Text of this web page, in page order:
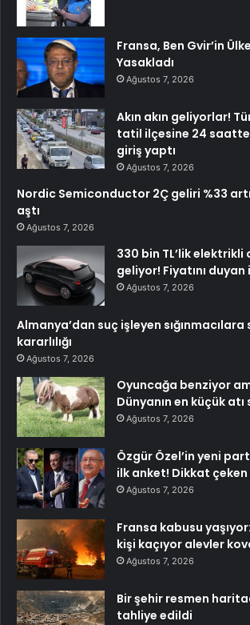
Fransa, Ben Gvir’in
Yasakladı
Ağustos 7, 2026
Akın akın geliyorlar!
tatil ilçesine 24
giriş yaptı
Ağustos 7, 2026
Nordic Semiconductor 2Ç geliri %33
aştı
Ağustos 7, 2026
330 bin TL’lik
geliyor! Fiyatını
Ağustos 7, 2026
Almanya’dan suç işleyen sığınmacılara
kararlılığı
Ağustos 7, 2026
Oyuncağa benziyor
Dünyanın en küçük
Ağustos 7, 2026
Özgür Özel’in yeni
ilk anket! Dikkat
Ağustos 7, 2026
Fransa kabusu
kişi kaçıyor alevler
Ağustos 7, 2026
Bir şehir resmen
tahliye edildi